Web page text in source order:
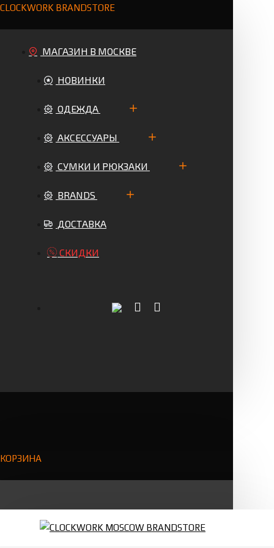
CLOCKWORK BRANDSTORE
МАГАЗИН В МОСКВЕ
НОВИНКИ
ОДЕЖДА
АКСЕССУАРЫ
СУМКИ И РЮКЗАКИ
BRANDS
ДОСТАВКА
СКИДКИ
КОРЗИНА